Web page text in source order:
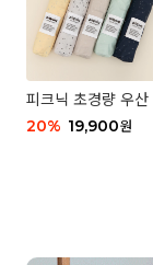
피크닉 초경량 우산
20% 19,900원